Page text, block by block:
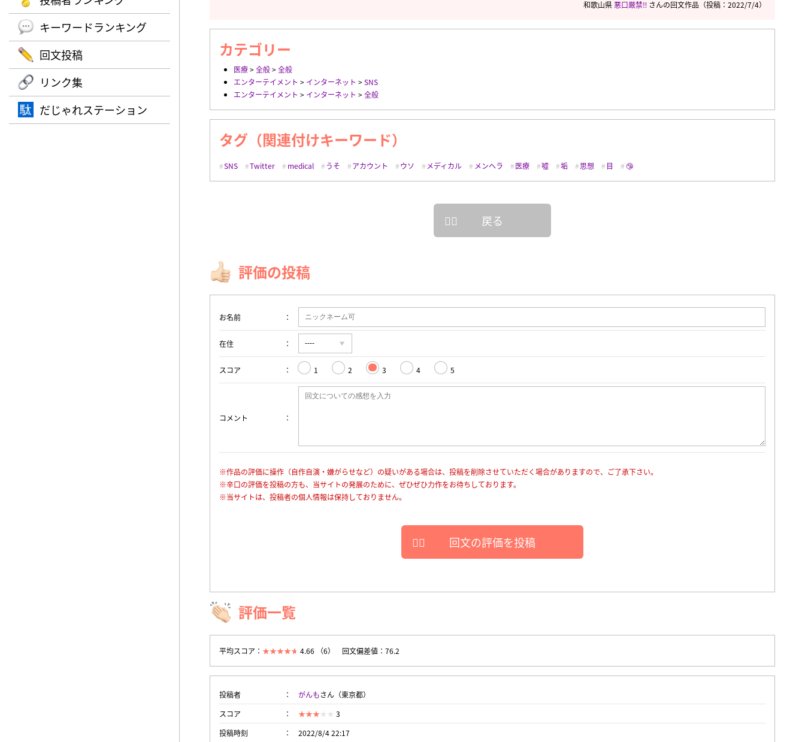
キーワードランキング
回文投稿
リンク集
だじゃれステーション
和歌山県悪口厳禁‼︎ さんの回文作品 （投稿：2022/7/4）
カテゴリー
医療>全般>全般
エンターテイメント > インターネット >SNS
エンターテイメント > インターネット >全般
タグ（関連付けキーワード）
SNS Twitter medical うそ アカウント ウソ メディカル メンヘラ 医療 嘘 垢 思想 目 🤥
戻る
評価の投稿
お名前
在住
スコア 1 2 3 4 5
コメント
※作品の評価に操作（自作自演・嫌がらせなど）の疑いがある場合は、投稿を削除させていただく場合がありますので、ご了承下さい。
※辛口の評価を投稿の方も、当サイトの発展のために、ぜひぜひ力作をお待ちしております。
※当サイトは、投稿者の個人情報は保持しておりません。
回文の評価を投稿
評価一覧
平均スコア： 4.66 （6） 回文偏差値：76.2
投稿者 がんもさん（東京都）
スコア
3
投稿時刻
2022/8/4 22:17